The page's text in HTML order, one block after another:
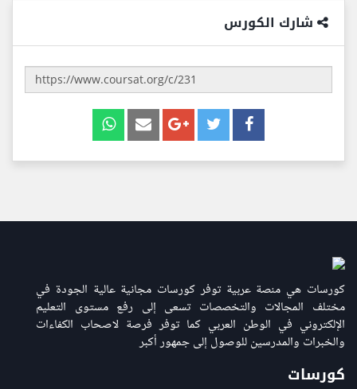
شارك الكورس
كورسات هي منصة عربية توفر كورسات مجانية عالية الجودة في
مختلف المجالات والتخصصات تسعى إلى رفع مستوى التعليم
الإلكتروني في الوطن العربي كما توفر فرصة لاصحاب الكفاءات
والخبرات والمدرسين للوصول إلى جمهور أكبر
كورسات